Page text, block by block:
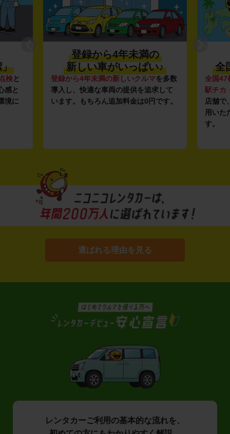
」
検と
感と
境に
登録から4年未満の
新しい車がいっぱい♪
登録から4年未満の新しいクルマを多数
導入し、快適な車両の提供を追求して
います。もちろん追加料金は0円です。
全
全国47
駅チカ
店舗で
用いた
す。
選ばれる理由を見る
レンタカーご利用の基本的な流れを、